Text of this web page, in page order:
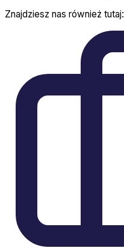
Znajdziesz nas również tutaj: